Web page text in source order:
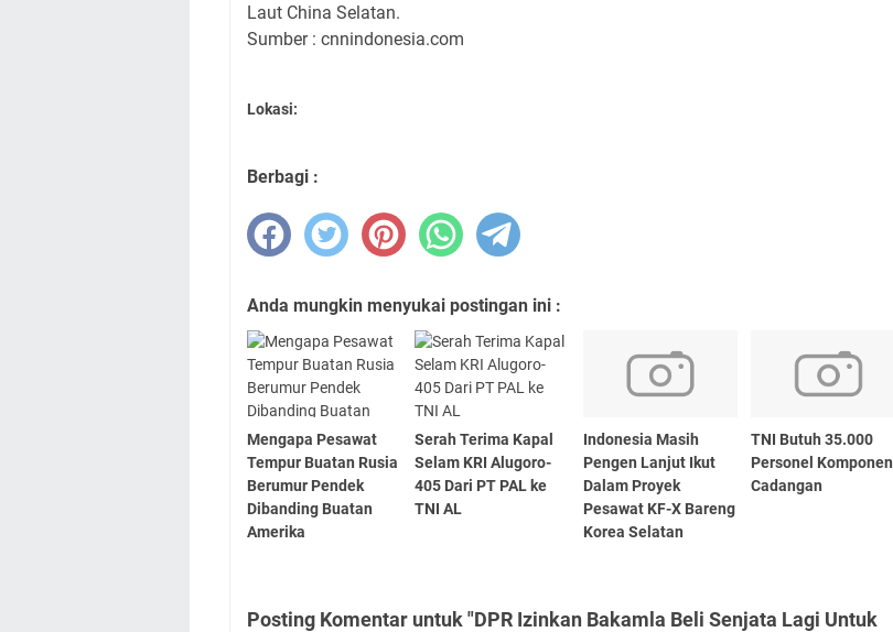
Laut China Selatan.
Sumber : cnnindonesia.com
Lokasi:
Berbagi :
Anda mungkin menyukai postingan ini :
Mengapa Pesawat
Tempur Buatan Rusia
Berumur Pendek
Dibanding Buatan
Amerika
Serah Terima Kapal
Selam KRI Alugoro-
405 Dari PT PAL ke
TNI AL
Indonesia Masih
Pengen Lanjut Ikut
Dalam Proyek
Pesawat KF-X Bareng
Korea Selatan
TNI Butuh 35.000
Personel Komponen
Cadangan
Posting Komentar untuk "DPR Izinkan Bakamla Beli Senjata Lagi Untuk